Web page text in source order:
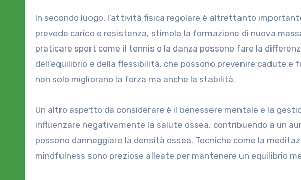
In secondo luogo, l’attività fisica regolare è altrettanto
prevede carico e resistenza, stimola la formazione di nuova
praticare sport come il tennis o la danza possono fare la
dell’equilibrio e della flessibilità, che possono prevenire cadute
non solo migliorano la forza ma anche la stabilità.
Un altro aspetto da considerare è il benessere mentale e la
influenzare negativamente la salute ossea, contribuendo a un
possono danneggiare la densità ossea. Tecniche come la
mindfulness sono preziose alleate per mantenere un equilibrio